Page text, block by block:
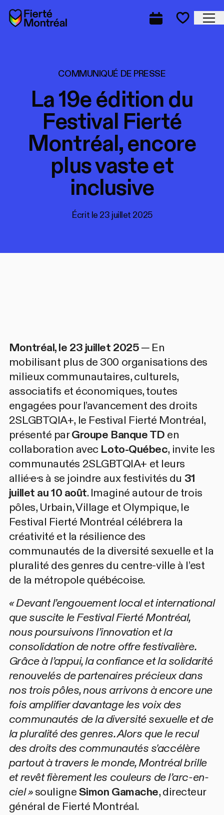
Aller à la navigation
Aller à la navigation
Aller au contenu
Accueil
Mes
COMMUNIQUÉ DE PRESSE
La 19e édition du
Festival Fierté
Montréal, encore
plus vaste et
inclusive
Écrit le 23 juillet 2025
Montréal, le 23 juillet 2025─ En
mobilisant plus de 300 organisations des
milieux communautaires, culturels,
associatifs et économiques, toutes
engagées pour l’avancement des droits
2SLGBTQIA+, le Festival Fierté Montréal,
présenté parGroupe Banque TD en
collaboration avec Loto-Québec, invite les
communautés 2SLGBTQIA+ et leurs
allié·e·s à se joindre aux festivités du 31
juillet au 10 août. Imaginé autour de trois
pôles, Urbain, Village et Olympique, le
Festival Fierté Montréal célébrera la
créativité et la résilience des
communautés de la diversité sexuelle et la
pluralité des genres du centre-ville à l’est
de la métropole québécoise.
« Devant l’engouement local et international
que suscite le Festival Fierté Montréal,
nous poursuivons l’innovation et la
consolidation de notre offre festivalière.
Grâce à l’appui, la confiance et la solidarité
renouvelés de partenaires précieux dans
nos trois pôles, nous arrivons à encore une
fois amplifier davantage les voix des
communautés de la diversité sexuelle et de
la pluralité des genres. Alors que le recul
des droits des communautés s'accélère
partout à travers le monde, Montréal brille
et revêt fièrement les couleurs de l’arc-en-
ciel »souligneSimon Gamache, directeur
général de Fierté Montréal.